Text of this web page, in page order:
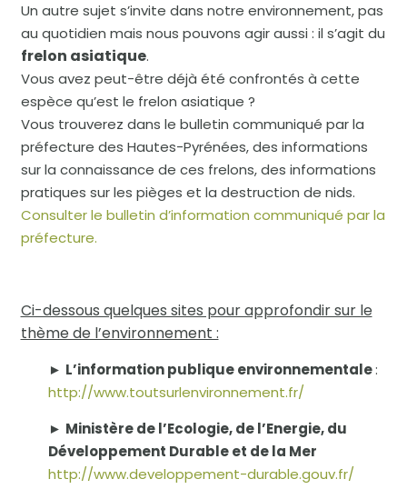
Un autre sujet s’invite dans notre environnement, pas
au quotidien mais nous pouvons agir aussi : il s’agit du
frelon asiatique.
Vous avez peut-être déjà été confrontés à cette
espèce qu’est le frelon asiatique ?
Vous trouverez dans le bulletin communiqué par la
préfecture des Hautes-Pyrénées, des informations
sur la connaissance de ces frelons, des informations
pratiques sur les pièges et la destruction de nids.
Consulter le bulletin d’information communiqué par la
préfecture.
Ci-dessous quelques sites pour approfondir sur le
thème de l’environnement :
► L’information publique environnementale:
http://www.toutsurlenvironnement.fr/
► Ministère de l’Ecologie, de l’Energie, du
Développement Durable et de la Mer
http://www.developpement-durable.gouv.fr/